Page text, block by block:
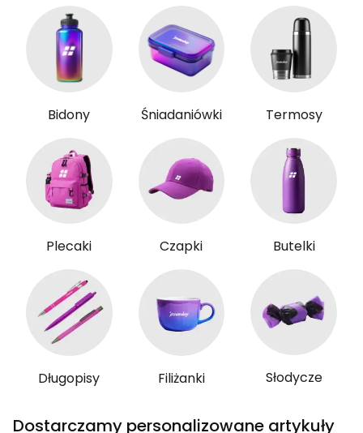
Bidony Śniadaniówki Termosy
Plecaki Czapki Butelki
Długopisy Filiżanki Słodycze
Dostarczamy personalizowane artykuły